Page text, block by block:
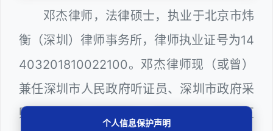
邓杰律师，法律硕士，执业于北京市炜
衡（深圳）律师事务所，律师执业证号为14
403201810022100。邓杰律师现（或曾）
兼任深圳市人民政府听证员、深圳市政府采
购评审专家（法律类），曾担任深圳市某区
个人信息保护声明